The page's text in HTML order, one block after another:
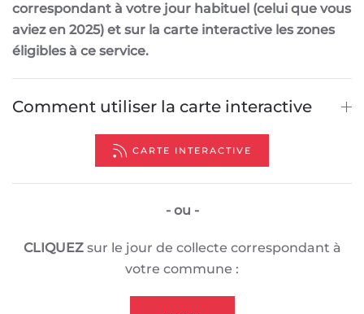
correspondant à votre jour habituel (celui que vous
aviez en 2025) et sur la carte interactive les zones
éligibles à ce service.
Comment utiliser la carte interactive
CARTE INTERACTIVE
- ou -
CLIQUEZsur le jour de collecte correspondant à
votre commune :